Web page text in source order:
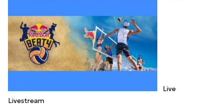
Live
Livestream